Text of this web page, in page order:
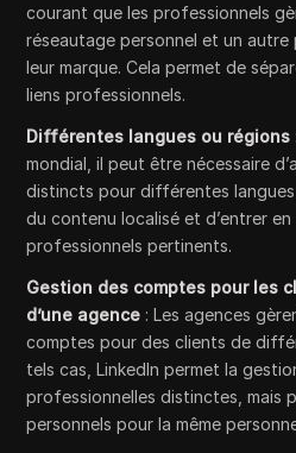
courant que les professionnels
réseautage personnel et un autre
leur marque. Cela permet de
liens professionnels.
Différentes langues ou régions
mondial, il peut être nécessaire
distincts pour différentes
du contenu localisé et d’entrer
professionnels pertinents.
Gestion des comptes pour les
d’une agence : Les agences
comptes pour des clients de
tels cas, LinkedIn permet la
professionnelles distinctes, mais
personnels pour la même